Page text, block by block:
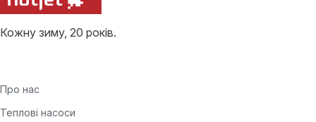
Кожну зиму, 20 років.
Про нас
Теплові насоси